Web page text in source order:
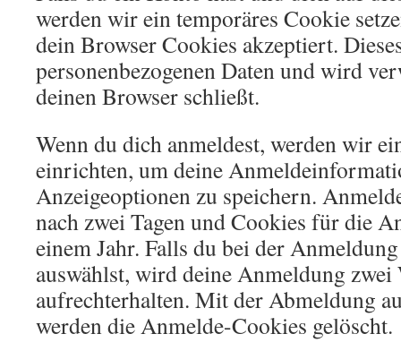
werden wir ein temporäres Cookie
dein Browser Cookies akzeptiert.
personenbezogenen Daten und wird
deinen Browser schließt.
Wenn du dich anmeldest, werden wir
einrichten, um deine
Anzeigeoptionen zu speichern.
nach zwei Tagen und Cookies für die
einem Jahr. Falls du bei der
auswählst, wird deine Anmeldung zwei
aufrechterhalten. Mit der Abmeldung
werden die Anmelde-Cookies gelöscht.